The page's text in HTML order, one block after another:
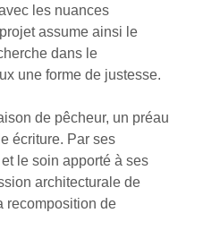
les nuances
assume ainsi le
dans le
une forme de justesse.
de pêcheur, un préau
écriture. Par ses
le soin apporté à ses
architecturale de
recomposition de